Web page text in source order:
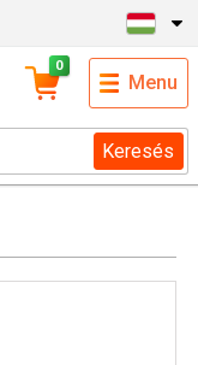
Keresés
0
Menu